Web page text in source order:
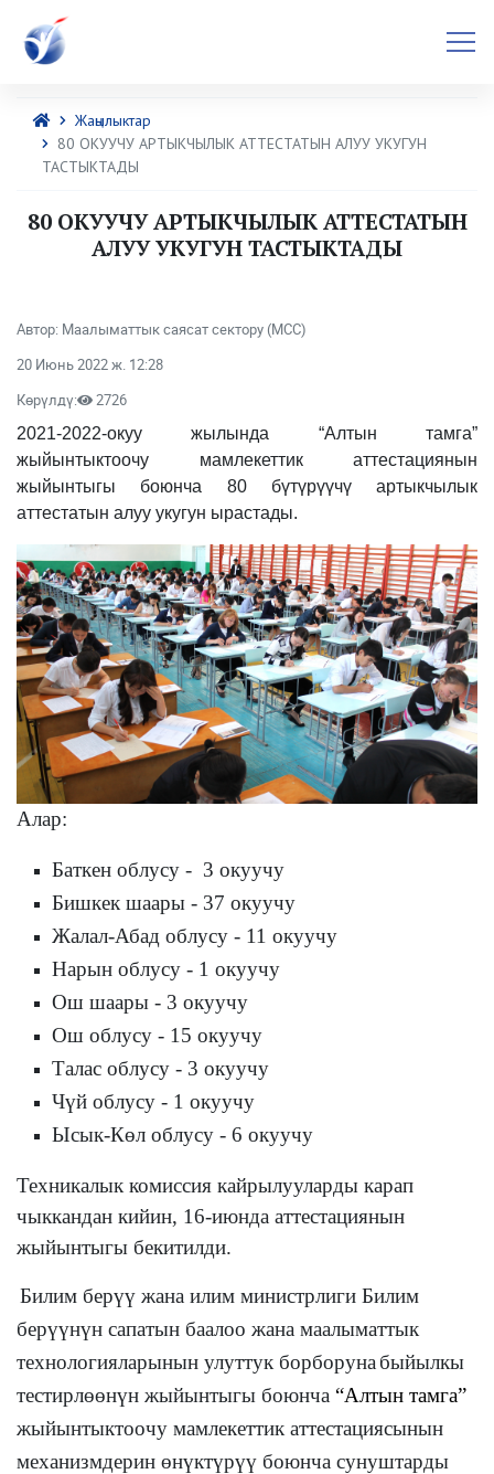
Жаңылыктар
80 ОКУУЧУ АРТЫКЧЫЛЫК АТТЕСТАТЫН АЛУУ УКУГУН
ТАСТЫКТАДЫ
80 ОКУУЧУ АРТЫКЧЫЛЫК АТТЕСТАТЫН
АЛУУ УКУГУН ТАСТЫКТАДЫ
Автор: Маалыматтык саясат сектору (МСС)
20 Июнь 2022 ж. 12:28
Көрүлдү:
2726
2021-2022-окуу жылында “Алтын тамга”
жыйынтыктоочу мамлекеттик аттестациянын
жыйынтыгы боюнча 80 бүтүрүүчү артыкчылык
аттестатын алуу укугун ырастады.
Алар:
Баткен облусу - 3 окуучу
Бишкек шаары - 37 окуучу
Жалал-Абад облусу - 11 окуучу
Нарын облусу - 1 окуучу
Ош шаары - 3 окуучу
Ош облусу - 15 окуучу
Талас облусу - 3 окуучу
Чүй облусу - 1 окуучу
Ысык-Көл облусу - 6 окуучу
Техникалык комиссия кайрылууларды карап
чыккандан кийин, 16-июнда аттестациянын
жыйынтыгы бекитилди.
Билим берүү жана илим министрлиги Билим
берүүнүн сапатын баалоо жана маалыматтык
технологияларынын улуттук борборуна быйылкы
тестирлөөнүн жыйынтыгы боюнча “Алтын тамга”
жыйынтыктоочу мамлекеттик аттестациясынын
механизмдерин өнүктүрүү боюнча сунуштарды